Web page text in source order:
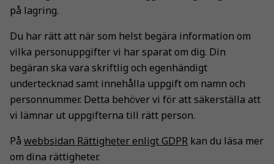
på lagring.
Du har rätt att när som helst begära information om
vilka personuppgifter vi har sparat om dig. Din
begäran ska vara skriftlig och egenhändigt
undertecknad samt innehålla uppgift om namn och
personnummer. Detta behöver vi för att säkerställa att
vi lämnar ut uppgifterna till rätt person.
På webbsidan Rättigheter enligt GDPR kan du läsa mer
om dina rättigheter.